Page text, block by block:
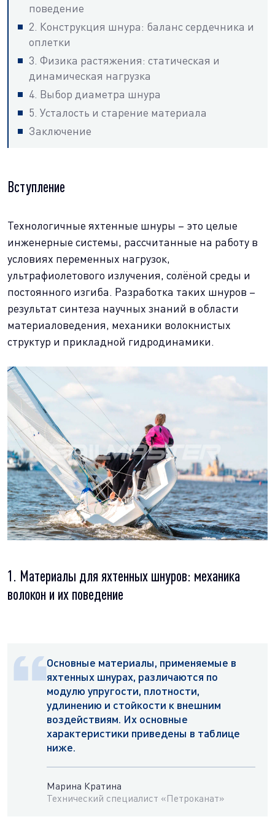
поведение
2. Конструкция шнура: баланс сердечника и
оплетки
3. Физика растяжения: статическая и
динамическая нагрузка
4. Выбор диаметра шнура
5. Усталость и старение материала
Заключение
Вступление
Технологичные яхтенные шнуры – это целые
инженерные системы, рассчитанные на работу в
условиях переменных нагрузок,
ультрафиолетового излучения, солёной среды и
постоянного изгиба. Разработка таких шнуров –
результат синтеза научных знаний в области
материаловедения, механики волокнистых
структур и прикладной гидродинамики.
1. Материалы для яхтенных шнуров: механика
волокон и их поведение
Основные материалы, применяемые в
яхтенных шнурах, различаются по
модулю упругости, плотности,
удлинению и стойкости к внешним
воздействиям. Их основные
характеристики приведены в таблице
ниже.
Марина Кратина
Технический специалист «Петроканат»